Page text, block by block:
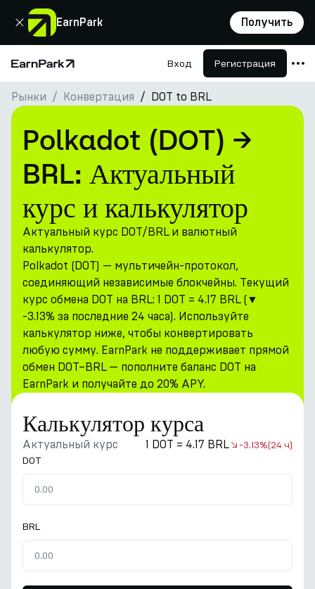
EarnPark Получить
Закрыть
Главная страница Вход Регистрация
Продукты
Рынки
Калькуляторы
Токен PARK
Ресурсы
Компания
Рынки Конвертация DOT to BRL
Polkadot (DOT) →
BRL: Актуальный
курс и калькулятор
Актуальный курс DOT/BRL и валютный
калькулятор.
Polkadot (DOT) — мультичейн-протокол,
соединяющий независимые блокчейны. Текущий
курс обмена DOT на BRL: 1 DOT = 4.17 BRL (▼
-3.13% за последние 24 часа). Используйте
калькулятор ниже, чтобы конвертировать
любую сумму. EarnPark не поддерживает прямой
обмен DOT–BRL — пополните баланс DOT на
EarnPark и получайте до 20% APY.
Калькулятор курса
Актуальный курс 1 DOT = 4.17 BRL -3.13%(24 ч)
DOT
BRL